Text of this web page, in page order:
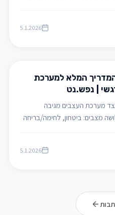
5.1.2026
המדריך המלא למערכת
| נפש.נט
מערכת העצבים מגיבה
מצבים: ביטחון, לחימה/בריחה
פנימי
5.1.2026